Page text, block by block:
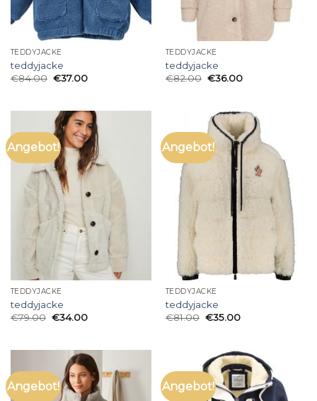
TEDDYJACKE
teddyjacke
€84.00 €37.00
TEDDYJACKE
teddyjacke
€82.00 €36.00
Angebot!
TEDDYJACKE
teddyjacke
€79.00 €34.00
Angebot!
TEDDYJACKE
teddyjacke
€81.00 €35.00
Angebot! Angebot!